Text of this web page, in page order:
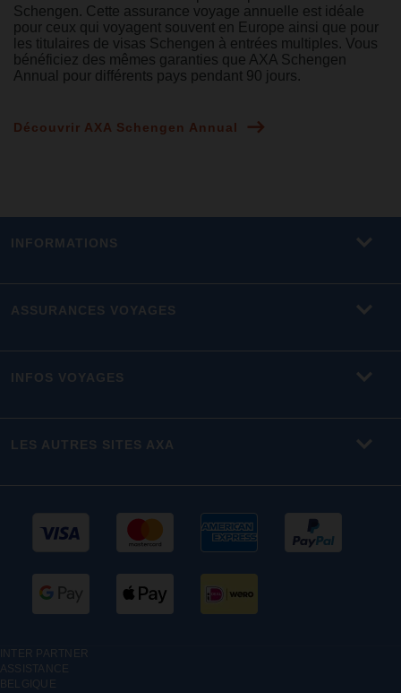
Schengen. Cette assurance voyage annuelle est idéale
pour ceux qui voyagent souvent en Europe ainsi que pour
les titulaires de visas Schengen à entrées multiples. Vous
bénéficiez des mêmes garanties que AXA Schengen
Annual pour différents pays pendant 90 jours.
Découvrir AXA Schengen Annual
INFORMATIONS
ASSURANCES VOYAGES
INFOS VOYAGES
LES AUTRES SITES AXA
INTER PARTNER
ASSISTANCE
BELGIQUE